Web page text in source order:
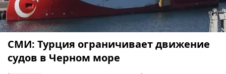
СМИ: Турция ограничивает движение
судов в Черном море